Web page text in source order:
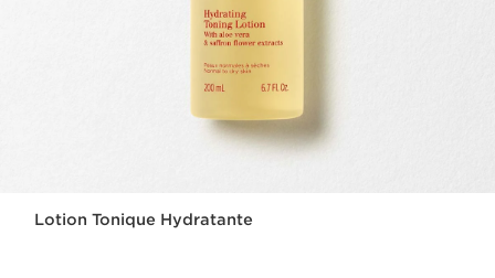
Lotion Tonique Hydratante